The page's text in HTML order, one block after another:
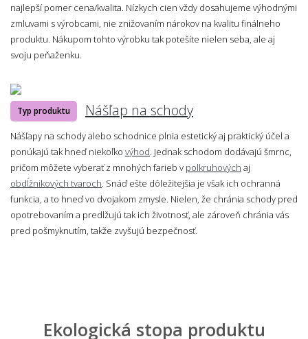
najlepší pomer cena/kvalita. Nízkych cien vždy dosahujeme výhodnými
zmluvami s výrobcami, nie znižovaním nárokov na kvalitu finálneho
produktu. Nákupom tohto výrobku tak potešíte nielen seba, ale aj
svoju peňaženku.
Typ produktu Nášľap na schody
Nášľapy na schody alebo schodnice plnia estetický aj praktický účel a
ponúkajú tak hneď niekoľko výhod. Jednak schodom dodávajú šmrnc,
pričom môžete vyberať z mnohých farieb v polkruhových aj
obdĺžnikových tvaroch. Snáď ešte dôležitejšia je však ich ochranná
funkcia, a to hneď vo dvojakom zmysle. Nielen, že chránia schody pred
opotrebovaním a predlžujú tak ich životnosť, ale zároveň chránia vás
pred pošmyknutím, takže zvyšujú bezpečnosť.
Ekologická stopa produktu